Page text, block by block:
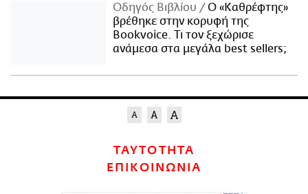
Οδηγός Βιβλίου
Ο «Καθρέφτης»
βρέθηκε στην κορυφή της
Bookvoice. Τι τον ξεχώρισε
ανάμεσα στα μεγάλα best sellers;
ΤΑΥΤΟΤΗΤΑ
ΕΠΙΚΟΙΝΩΝΙΑ